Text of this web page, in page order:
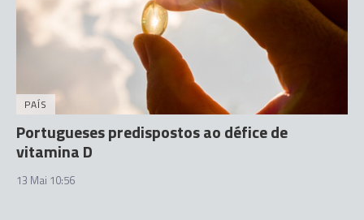
PAÍS
Portugueses predispostos ao défice de
vitamina D
13 Mai 10:56